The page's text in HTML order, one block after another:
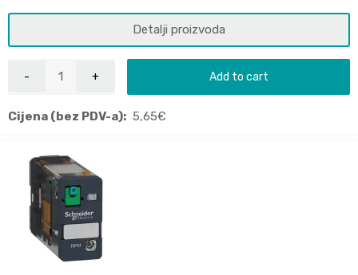
Detalji proizvoda
Add to cart
Cijena (bez PDV-a): 5,65€